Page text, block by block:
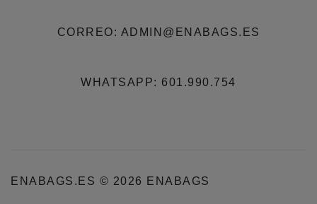
CORREO: ADMIN@ENABAGS.ES
WHATSAPP: 601.990.754
ENABAGS.ES © 2026 ENABAGS